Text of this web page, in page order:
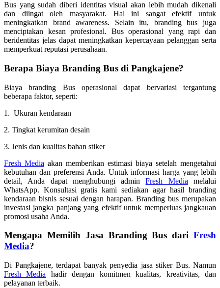
Bus yang sudah diberi identitas visual akan lebih mudah dikenali
dan diingat oleh masyarakat. Hal ini sangat efektif untuk
meningkatkan brand awareness. Selain itu, branding bus juga
menciptakan kesan profesional. Bus operasional yang rapi dan
beridentitas jelas dapat meningkatkan kepercayaan pelanggan serta
memperkuat reputasi perusahaan.
Berapa Biaya Branding Bus di Pangkajene?
Biaya branding Bus operasional dapat bervariasi tergantung
beberapa faktor, seperti:
1. Ukuran kendaraan
2. Tingkat kerumitan desain
3. Jenis dan kualitas bahan stiker
Fresh Media akan memberikan estimasi biaya setelah mengetahui
kebutuhan dan preferensi Anda. Untuk informasi harga yang lebih
detail, Anda dapat menghubungi adminFresh Media melalui
WhatsApp. Konsultasi gratis kami sediakan agar hasil branding
kendaraan bisnis sesuai dengan harapan. Branding bus merupakan
investasi jangka panjang yang efektif untuk memperluas jangkauan
promosi usaha Anda.
Mengapa Memilih Jasa Branding Bus dari Fresh
Media?
Di Pangkajene, terdapat banyak penyedia jasa stiker Bus. Namun
Fresh Media hadir dengan komitmen kualitas, kreativitas, dan
pelayanan terbaik.